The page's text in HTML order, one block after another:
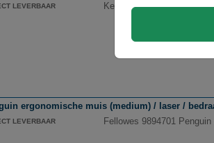
LEVERBAAR Kensington K75404EU
ergonomische muis (medium) / laser /
LEVERBAAR Fellowes 9894701